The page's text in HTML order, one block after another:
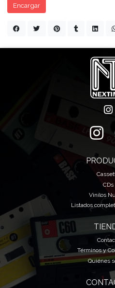
Encargar
CDs
Vinilos
Listados
Términos y
Quiénes